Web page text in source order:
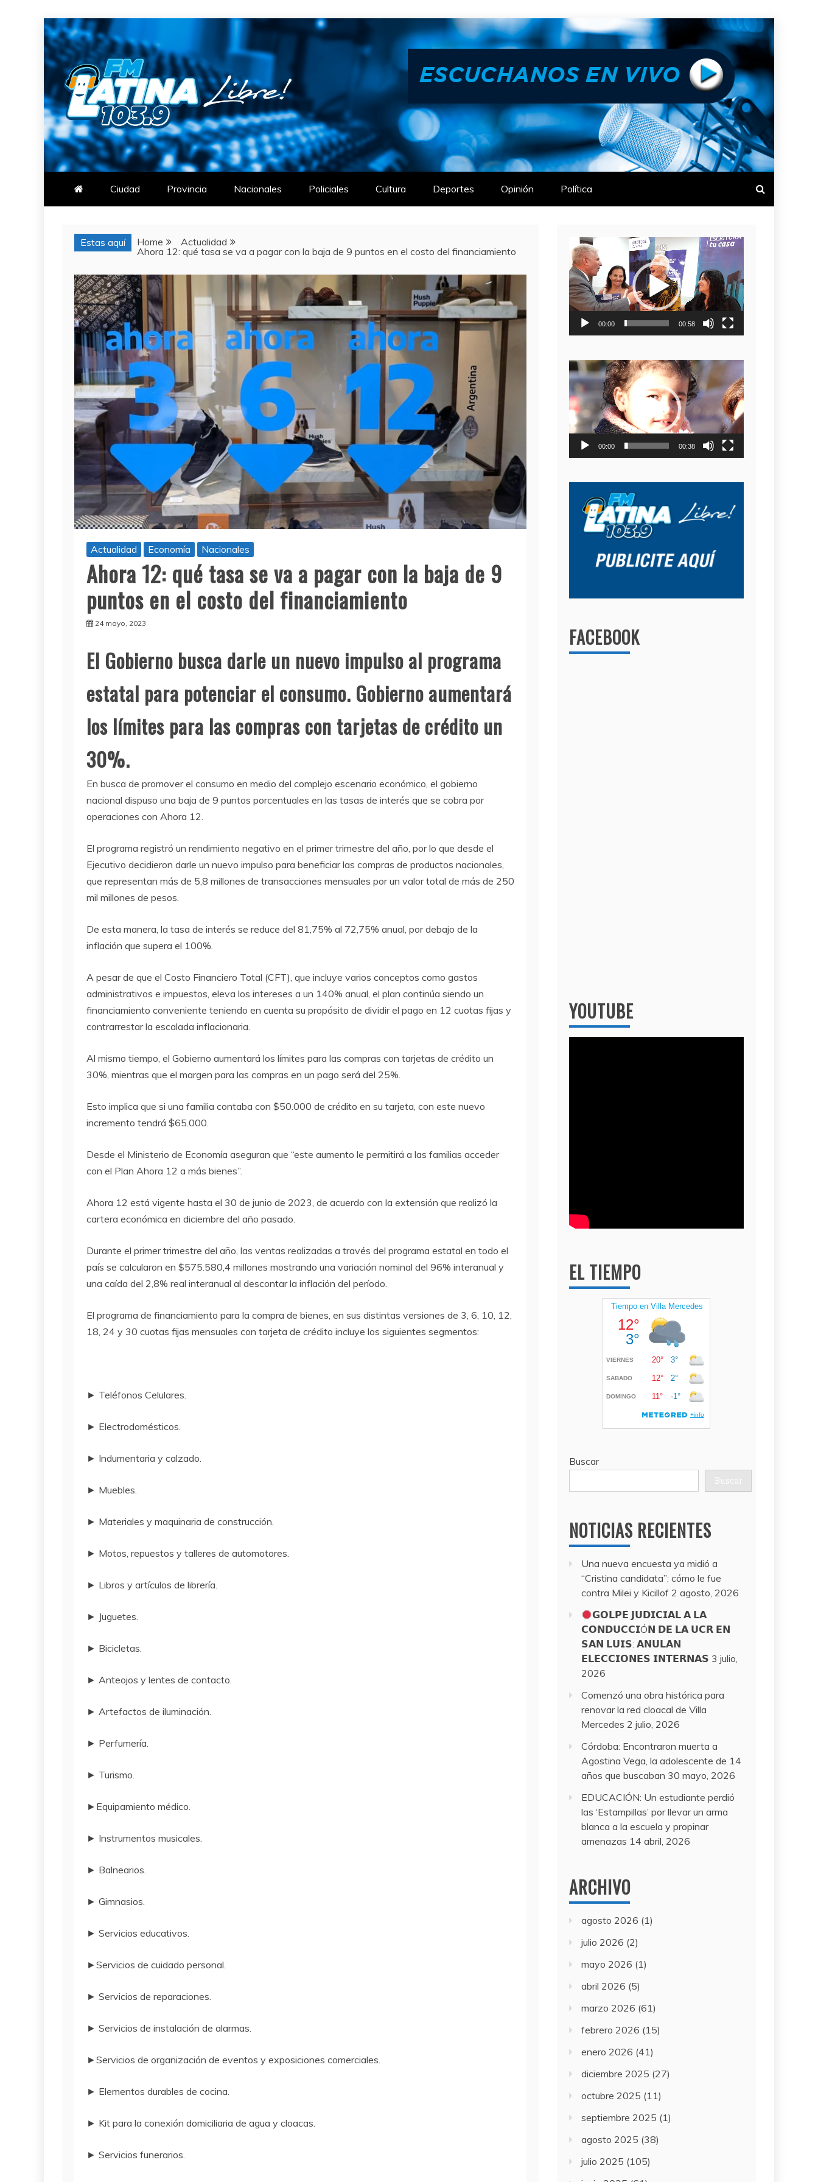
Skip
to
content
FM LATINA
NOTICIAS
Ciudad Provincia Nacionales Policiales Cultura Deportes Opinión Política
Estas aquí Home
Actualidad
Ahora 12: qué tasa se va a pagar con la baja de 9 puntos en el costo del financiamiento
Actualidad Economía Nacionales
Ahora 12: qué tasa se va a pagar con la baja de 9
puntos en el costo del financiamiento
24 mayo, 2023
El Gobierno busca darle un nuevo impulso al programa
estatal para potenciar el consumo. Gobierno aumentará
los límites para las compras con tarjetas de crédito un
30%.
En busca de promover el consumo en medio del complejo escenario económico, el gobierno
nacional dispuso una baja de 9 puntos porcentuales en las tasas de interés que se cobra por
operaciones con Ahora 12.
El programa registró un rendimiento negativo en el primer trimestre del año, por lo que desde el
Ejecutivo decidieron darle un nuevo impulso para beneficiar las compras de productos nacionales,
que representan más de 5,8 millones de transacciones mensuales por un valor total de más de 250
mil millones de pesos.
De esta manera, la tasa de interés se reduce del 81,75% al 72,75% anual, por debajo de la
inflación que supera el 100%.
A pesar de que el Costo Financiero Total (CFT), que incluye varios conceptos como gastos
administrativos e impuestos, eleva los intereses a un 140% anual, el plan continúa siendo un
financiamiento conveniente teniendo en cuenta su propósito de dividir el pago en 12 cuotas fijas y
contrarrestar la escalada inflacionaria.
Al mismo tiempo, el Gobierno aumentará los límites para las compras con tarjetas de crédito un
30%, mientras que el margen para las compras en un pago será del 25%.
Esto implica que si una familia contaba con $50.000 de crédito en su tarjeta, con este nuevo
incremento tendrá $65.000.
Desde el Ministerio de Economía aseguran que “este aumento le permitirá a las familias acceder
con el Plan Ahora 12 a más bienes”.
Ahora 12 está vigente hasta el 30 de junio de 2023, de acuerdo con la extensión que realizó la
cartera económica en diciembre del año pasado.
Durante el primer trimestre del año, las ventas realizadas a través del programa estatal en todo el
país se calcularon en $575.580,4 millones mostrando una variación nominal del 96% interanual y
una caída del 2,8% real interanual al descontar la inflación del período.
El programa de financiamiento para la compra de bienes, en sus distintas versiones de 3, 6, 10, 12,
18, 24 y 30 cuotas fijas mensuales con tarjeta de crédito incluye los siguientes segmentos:
► Teléfonos Celulares.
► Electrodomésticos.
► Indumentaria y calzado.
► Muebles.
► Materiales y maquinaria de construcción.
► Motos, repuestos y talleres de automotores.
► Libros y artículos de librería.
► Juguetes.
► Bicicletas.
► Anteojos y lentes de contacto.
► Artefactos de iluminación.
► Perfumería.
► Turismo.
►Equipamiento médico.
► Instrumentos musicales.
► Balnearios.
► Gimnasios.
► Servicios educativos.
►Servicios de cuidado personal.
► Servicios de reparaciones.
► Servicios de instalación de alarmas.
►Servicios de organización de eventos y exposiciones comerciales.
► Elementos durables de cocina.
► Kit para la conexión domiciliaria de agua y cloacas.
► Servicios funerarios.
Reproductor
de
video
00:00 00:58
Reproductor
de
video
00:00 00:38
FACEBOOK
YOUTUBE
EL TIEMPO
Buscar
Buscar
NOTICIAS RECIENTES
Una nueva encuesta ya midió a
“Cristina candidata”: cómo le fue
contra Milei y Kicillof 2 agosto, 2026
𝗚𝗢𝗟𝗣𝗘 𝗝𝗨𝗗𝗜𝗖𝗜𝗔𝗟 𝗔 𝗟𝗔
𝗖𝗢𝗡𝗗𝗨𝗖𝗖𝗜Ó𝗡 𝗗𝗘 𝗟𝗔 𝗨𝗖𝗥 𝗘𝗡
𝗦𝗔𝗡 𝗟𝗨𝗜𝗦: 𝗔𝗡𝗨𝗟𝗔𝗡
𝗘𝗟𝗘𝗖𝗖𝗜𝗢𝗡𝗘𝗦 𝗜𝗡𝗧𝗘𝗥𝗡𝗔𝗦 3 julio,
2026
Comenzó una obra histórica para
renovar la red cloacal de Villa
Mercedes 2 julio, 2026
Córdoba: Encontraron muerta a
Agostina Vega, la adolescente de 14
años que buscaban 30 mayo, 2026
EDUCACIÓN: Un estudiante perdió
las ‘Estampillas’ por llevar un arma
blanca a la escuela y propinar
amenazas 14 abril, 2026
ARCHIVO
agosto 2026 (1)
julio 2026 (2)
mayo 2026 (1)
abril 2026 (5)
marzo 2026 (61)
febrero 2026 (15)
enero 2026 (41)
diciembre 2025 (27)
octubre 2025 (11)
septiembre 2025 (1)
agosto 2025 (38)
julio 2025 (105)